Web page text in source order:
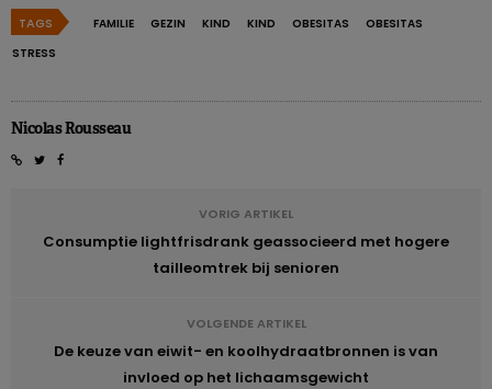
TAGS FAMILIE GEZIN KIND KIND OBESITAS
OBESITAS
STRESS
Nicolas Rousseau
VORIG ARTIKEL
Consumptie lightfrisdrank geassocieerd met hogere
tailleomtrek bij senioren
VOLGENDE ARTIKEL
De keuze van eiwit- en koolhydraatbronnen is van
invloed op het lichaamsgewicht